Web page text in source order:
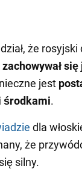
że
jest
środkami.
dla
że
silny.